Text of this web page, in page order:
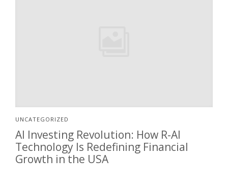
UNCATEGORIZED
AI Investing Revolution: How R-AI
Technology Is Redefining Financial
Growth in the USA